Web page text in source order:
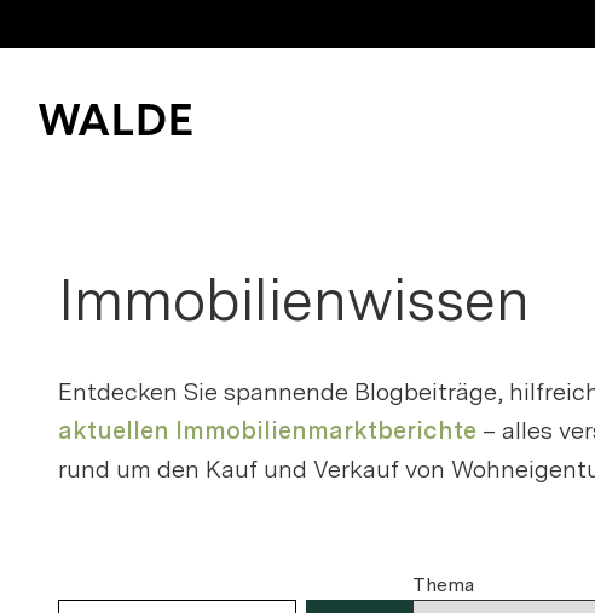
Immobilienwissen
Kaufen und mieten
Erfolgsgeschichten
Bitte
Login
Immobilienwissen
Entdecken Sie spannende Blogbeiträge,
aktuellen Immobilienmarktberichte – alles
rund um den Kauf und Verkauf von
Thema